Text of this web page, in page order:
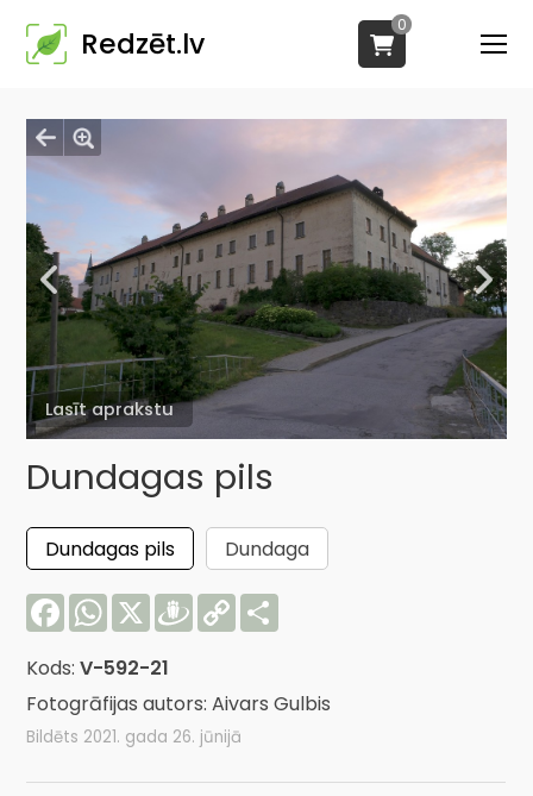
Redzēt.lv
0
Lasīt aprakstu
Dundagas pils
Dundagas pils
Dundaga
FacebookWhatsApp
X Draugiem
Copy
Link
Kods:V-592-21
Fotogrāfijas autors: Aivars Gulbis
Bildēts 2021. gada 26. jūnijā